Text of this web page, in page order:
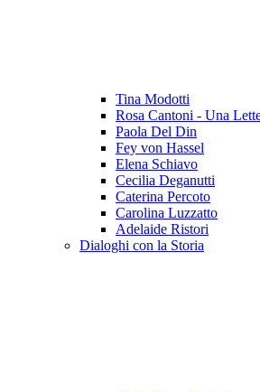
Tina Modotti
Rosa Cantoni - Una
Paola Del Din
Fey von Hassel
Elena Schiavo
Cecilia Deganutti
Caterina Percoto
Carolina Luzzatto
Adelaide Ristori
Dialoghi con la Storia